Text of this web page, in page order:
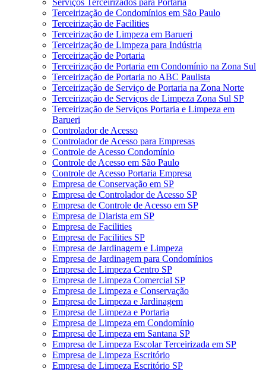
Serviços Terceirizados para Portaria
Terceirização de Condomínios em São Paulo
Terceirização de Facilities
Terceirização de Limpeza em Barueri
Terceirização de Limpeza para Indústria
Terceirização de Portaria
Terceirização de Portaria em Condomínio na Zona Sul
Terceirização de Portaria no ABC Paulista
Terceirização de Serviço de Portaria na Zona Norte
Terceirização de Serviços de Limpeza Zona Sul SP
Terceirização de Serviços Portaria e Limpeza em
Barueri
Controlador de Acesso
Controlador de Acesso para Empresas
Controle de Acesso Condomínio
Controle de Acesso em São Paulo
Controle de Acesso Portaria Empresa
Empresa de Conservação em SP
Empresa de Controlador de Acesso SP
Empresa de Controle de Acesso em SP
Empresa de Diarista em SP
Empresa de Facilities
Empresa de Facilities SP
Empresa de Jardinagem e Limpeza
Empresa de Jardinagem para Condomínios
Empresa de Limpeza Centro SP
Empresa de Limpeza Comercial SP
Empresa de Limpeza e Conservação
Empresa de Limpeza e Jardinagem
Empresa de Limpeza e Portaria
Empresa de Limpeza em Condomínio
Empresa de Limpeza em Santana SP
Empresa de Limpeza Escolar Terceirizada em SP
Empresa de Limpeza Escritório
Empresa de Limpeza Escritório SP